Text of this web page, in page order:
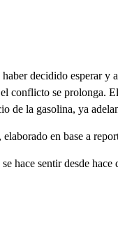
decidido esperar y
el conflicto se prolonga.
de la gasolina, ya
elaborado en base a
hace sentir desde hace